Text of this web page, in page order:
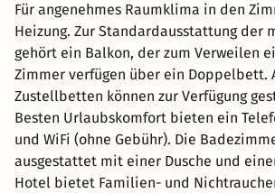
Für angenehmes Raumklima in den
Heizung. Zur Standardausstattung der
gehört ein Balkon, der zum Verweilen
Zimmer verfügen über ein Doppelbett.
Zustellbetten können zur Verfügung
Besten Urlaubskomfort bieten ein
und WiFi (ohne Gebühr). Die
ausgestattet mit einer Dusche und
Hotel bietet Familien- und